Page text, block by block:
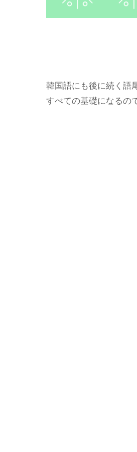
韓国語にも後に続く語
すべての基礎になるの